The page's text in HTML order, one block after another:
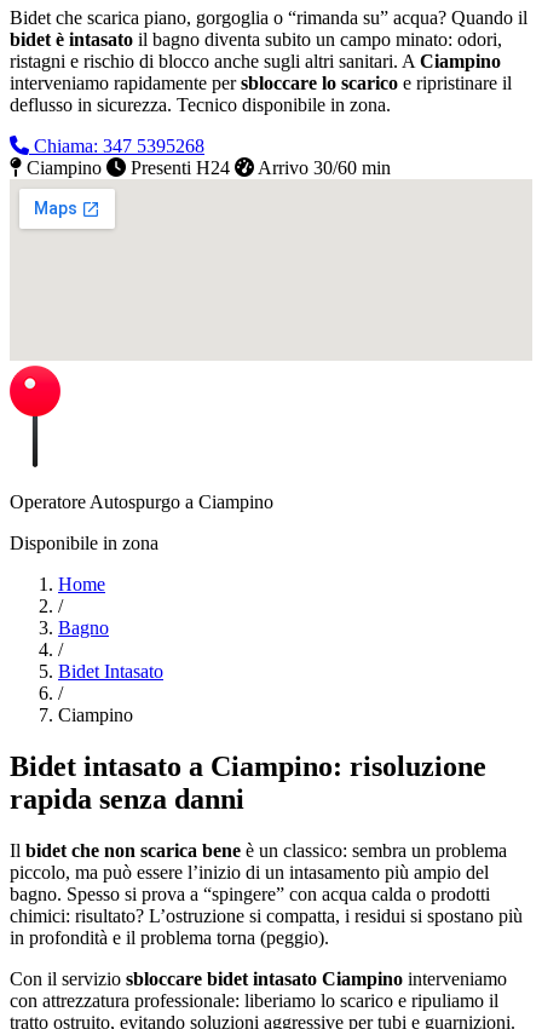
Bidet che scarica piano, gorgoglia o “rimanda su” acqua? Quando il
bidet è intasato il bagno diventa subito un campo minato: odori,
ristagni e rischio di blocco anche sugli altri sanitari. A Ciampino
interveniamo rapidamente persbloccare lo scarico e ripristinare il
deflusso in sicurezza. Tecnico disponibile in zona.
Chiama: 347 5395268
Ciampino
Presenti H24 Arrivo 30/60 min
Operatore Autospurgo a Ciampino
Disponibile in zona
Home
/
Bagno
/
Bidet Intasato
/
Ciampino
Bidet intasato a Ciampino: risoluzione
rapida senza danni
Il bidet che non scarica bene è un classico: sembra un problema
piccolo, ma può essere l’inizio di un intasamento più ampio del
bagno. Spesso si prova a “spingere” con acqua calda o prodotti
chimici: risultato? L’ostruzione si compatta, i residui si spostano più
in profondità e il problema torna (peggio).
Con il servizio sbloccare bidet intasato Ciampino interveniamo
con attrezzatura professionale: liberiamo lo scarico e ripuliamo il
tratto ostruito, evitando soluzioni aggressive per tubi e guarnizioni.